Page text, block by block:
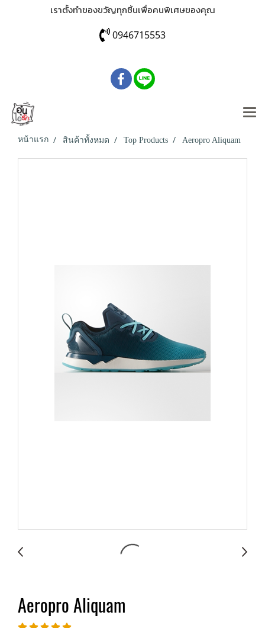
เราตั้งทำของขวัญทุกชิ้นเพื่อคนพิเศษของคุณ
0946715553
หน้าแรก สินค้าทั้งหมด Top Products Aeropro Aliquam
Aeropro Aliquam